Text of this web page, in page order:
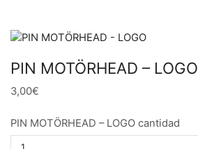
PIN MOTÖRHEAD – LOGO
3,00€
PIN MOTÖRHEAD – LOGO cantidad